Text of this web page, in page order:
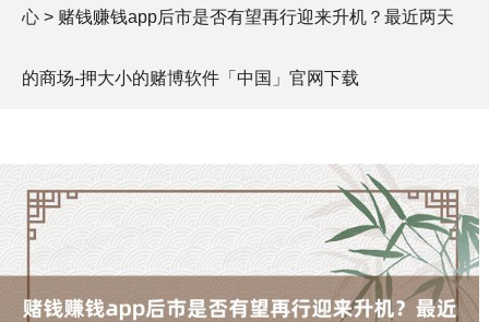
心 > 赌钱赚钱app后市是否有望再行迎来升机？最近两天
的商场-押大小的赌博软件「中国」官网下载